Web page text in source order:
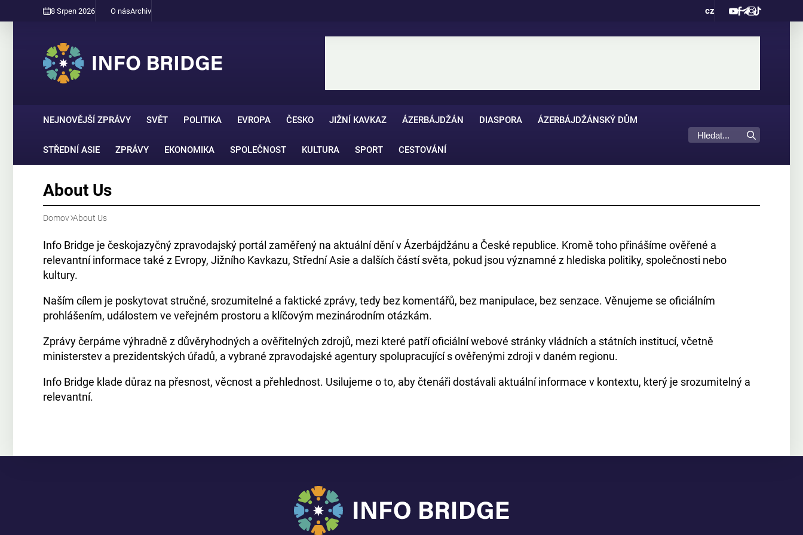
8 Srpen 2026 O násArchiv cz
NEJNOVĚJŠÍ ZPRÁVY SVĚT POLITIKA EVROPA ČESKO JIŽNÍ KAVKAZ ÁZERBÁJDŽÁN DIASPORA ÁZERBÁJDŽÁNSKÝ DŮM
STŘEDNÍ ASIE ZPRÁVY EKONOMIKA SPOLEČNOST KULTURA SPORT CESTOVÁNÍ
About Us
Domov About Us
Info Bridge je českojazyčný zpravodajský portál zaměřený na aktuální dění v Ázerbájdžánu a České republice. Kromě toho přinášíme ověřené a
relevantní informace také z Evropy, Jižního Kavkazu, Střední Asie a dalších částí světa, pokud jsou významné z hlediska politiky, společnosti nebo
kultury.
Naším cílem je poskytovat stručné, srozumitelné a faktické zprávy, tedy bez komentářů, bez manipulace, bez senzace. Věnujeme se oficiálním
prohlášením, událostem ve veřejném prostoru a klíčovým mezinárodním otázkám.
Zprávy čerpáme výhradně z důvěryhodných a ověřitelných zdrojů, mezi které patří oficiální webové stránky vládních a státních institucí, včetně
ministerstev a prezidentských úřadů, a vybrané zpravodajské agentury spolupracující s ověřenými zdroji v daném regionu.
Info Bridge klade důraz na přesnost, věcnost a přehlednost. Usilujeme o to, aby čtenáři dostávali aktuální informace v kontextu, který je srozumitelný a
relevantní.